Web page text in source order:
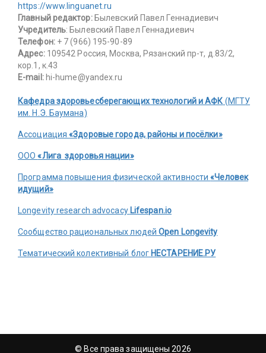
https://www.linguanet.ru
Главный редактор: Былевский Павел Геннадиевич
Учредитель: Былевский Павел Геннадиевич
Телефон: + 7 (966) 195-90-89
Адрес: 109542 Россия, Москва, Рязанский пр-т, д.83/2,
кор.1, к.43
E-mail: hi-hume@yandex.ru
Кафедра здоровьесберегающих технологий и АФК (МГТУ
им. Н.Э. Баумана)
Ассоциация«Здоровые города, районы и посёлки»
ООО«Лига здоровья нации»
Программа повышения физической активности«Человек
идущий»
Longevity research advocacy Lifespan.io
Сообщество рациональных людей Open Longevity
Тематический колективный блог НЕСТАРЕНИЕ.РУ
© Все права защищены 2026